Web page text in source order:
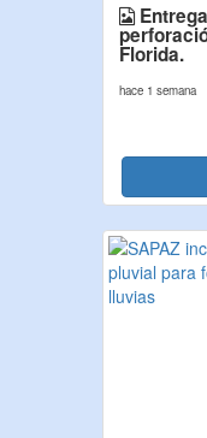
Florida.
hace 1 semana